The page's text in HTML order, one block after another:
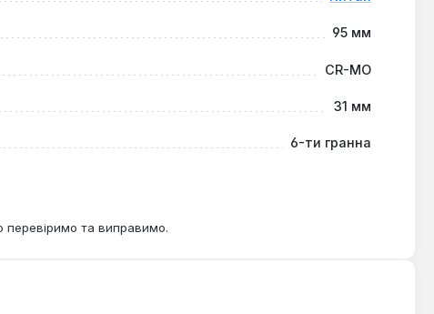
95 мм
CR-MO
31 мм
6-ти гранна
та виправимо.